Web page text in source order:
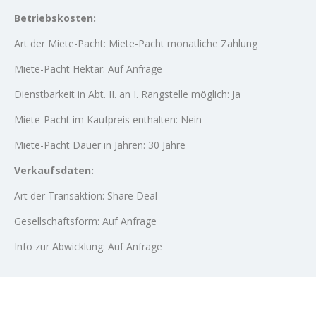
Betriebskosten:
Art der Miete-Pacht: Miete-Pacht monatliche Zahlung
Miete-Pacht Hektar: Auf Anfrage
Dienstbarkeit in Abt. II. an I. Rangstelle möglich: Ja
Miete-Pacht im Kaufpreis enthalten: Nein
Miete-Pacht Dauer in Jahren: 30 Jahre
Verkaufsdaten:
Art der Transaktion: Share Deal
Gesellschaftsform: Auf Anfrage
Info zur Abwicklung: Auf Anfrage